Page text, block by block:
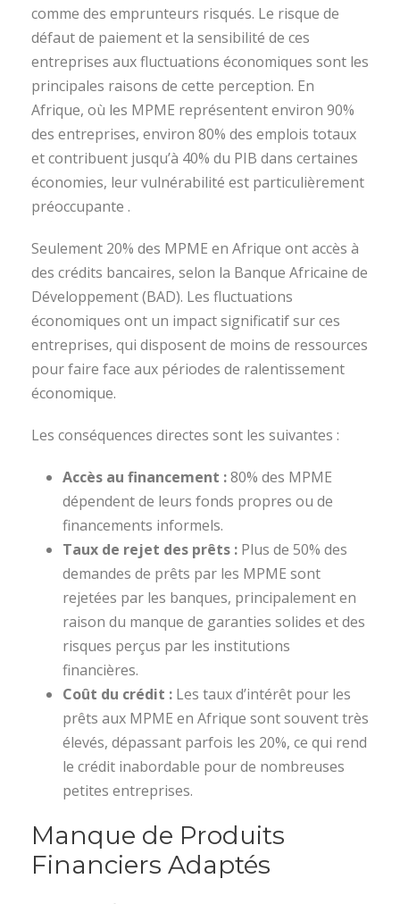
comme des emprunteurs risqués. Le risque de
défaut de paiement et la sensibilité de ces
entreprises aux fluctuations économiques sont les
principales raisons de cette perception. En
Afrique, où les MPME représentent environ 90%
des entreprises, environ 80% des emplois totaux
et contribuent jusqu’à 40% du PIB dans certaines
économies, leur vulnérabilité est particulièrement
préoccupante .
Seulement 20% des MPME en Afrique ont accès à
des crédits bancaires, selon la Banque Africaine de
Développement (BAD). Les fluctuations
économiques ont un impact significatif sur ces
entreprises, qui disposent de moins de ressources
pour faire face aux périodes de ralentissement
économique.
Les conséquences directes sont les suivantes :
Accès au financement :80% des MPME
dépendent de leurs fonds propres ou de
financements informels.
Taux de rejet des prêts : Plus de 50% des
demandes de prêts par les MPME sont
rejetées par les banques, principalement en
raison du manque de garanties solides et des
risques perçus par les institutions
financières.
Coût du crédit : Les taux d’intérêt pour les
prêts aux MPME en Afrique sont souvent très
élevés, dépassant parfois les 20%, ce qui rend
le crédit inabordable pour de nombreuses
petites entreprises.
Manque de Produits
Financiers Adaptés